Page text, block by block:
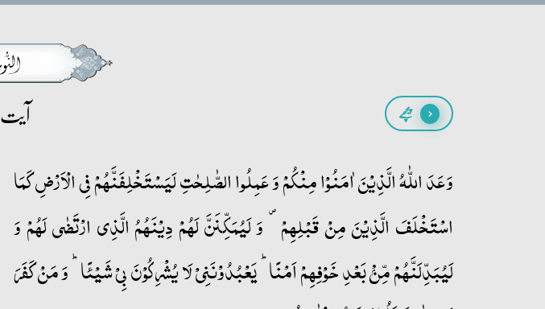
پیچھے آیت 55
وَعَدَ اللّٰہُ الَّذِیۡنَ اٰمَنُوۡا مِنۡکُمۡ وَ عَمِلُوا الصّٰلِحٰتِ لَیَسۡتَخۡلِفَنَّہُمۡ فِی الۡاَرۡضِ کَمَا
اسۡتَخۡلَفَ الَّذِیۡنَ مِنۡ قَبۡلِہِمۡ ۪ وَ لَیُمَکِّنَنَّ لَہُمۡ دِیۡنَہُمُ الَّذِی ارۡتَضٰی لَہُمۡ وَ
لَیُبَدِّلَنَّہُمۡ مِّنۡۢ بَعۡدِ خَوۡفِہِمۡ اَمۡنًا ؕ یَعۡبُدُوۡنَنِیۡ لَا یُشۡرِکُوۡنَ بِیۡ شَیۡئًا ؕ وَ مَنۡ کَفَرَ